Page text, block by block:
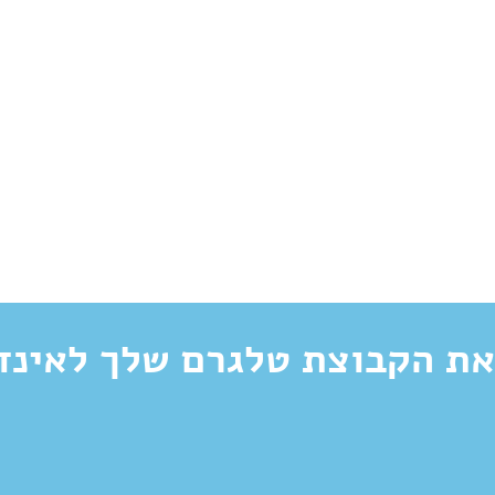
הקבוצת טלגרם שלך